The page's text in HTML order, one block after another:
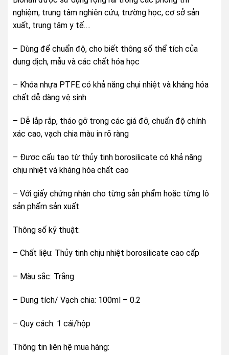
nghiệm, trung tâm nghiên cứu, trường học, cơ sở sản
xuất, trung tâm y tế….
– Dùng để chuẩn độ, cho biết thông số thể tích của
dung dịch, mẫu và các chất hóa học
– Khóa nhựa PTFE có khả năng chụi nhiệt và kháng hóa
chất dễ dàng vệ sinh
– Dễ lắp rắp, tháo gỡ trong các giá đỡ, chuẩn độ chính
xác cao, vạch chia màu in rõ ràng
– Được cấu tạo từ thủy tinh borosilicate có khả năng
chịu nhiệt và kháng hóa chất cao
– Với giấy chứng nhận cho từng sản phẩm hoặc từng lô
sản phẩm sản xuất
Thông số kỹ thuật:
– Chất liệu: Thủy tinh chịu nhiệt borosilicate cao cấp
– Màu sắc: Trắng
– Dung tích/ Vạch chia: 100ml – 0.2
– Quy cách: 1 cái/hộp
Thông tin liên hệ mua hàng: